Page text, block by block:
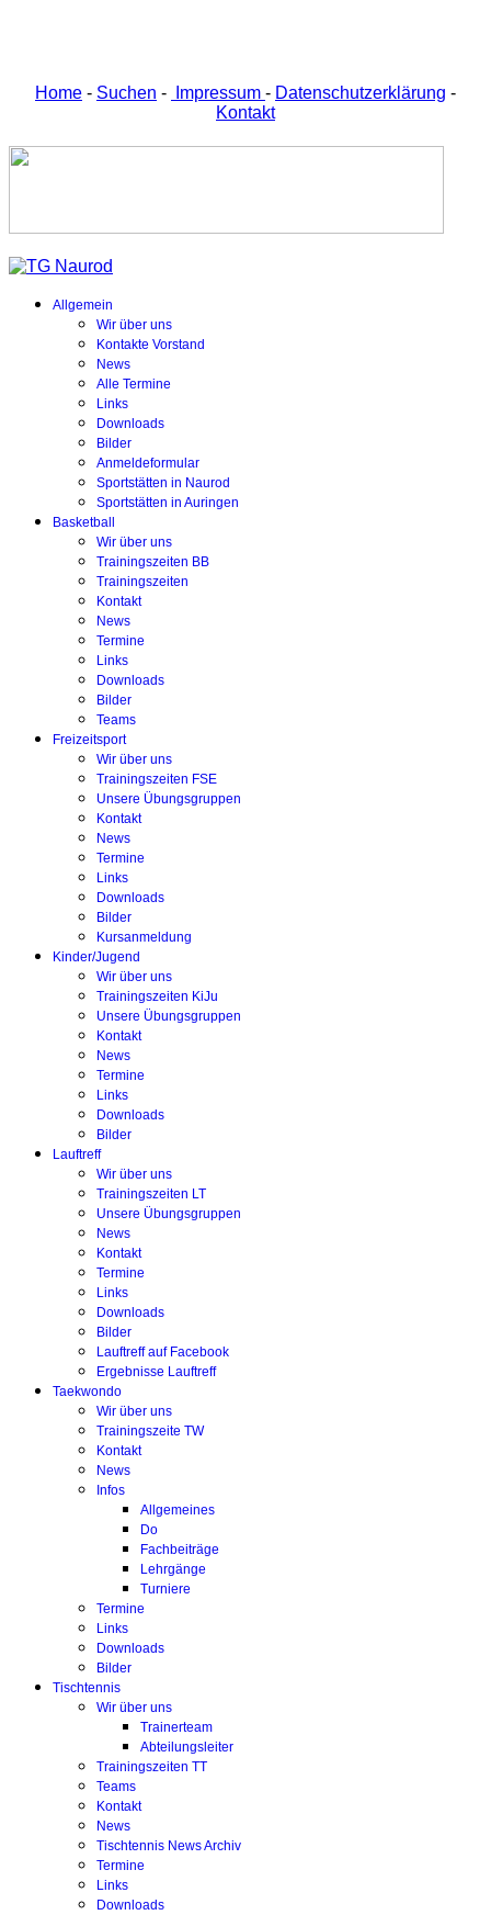
Home - Suchen - Impressum - Datenschutzerklärung -
Kontakt
Allgemein
Wir über uns
Kontakte Vorstand
News
Alle Termine
Links
Downloads
Bilder
Anmeldeformular
Sportstätten in Naurod
Sportstätten in Auringen
Basketball
Wir über uns
Trainingszeiten BB
Trainingszeiten
Kontakt
News
Termine
Links
Downloads
Bilder
Teams
Freizeitsport
Wir über uns
Trainingszeiten FSE
Unsere Übungsgruppen
Kontakt
News
Termine
Links
Downloads
Bilder
Kursanmeldung
Kinder/Jugend
Wir über uns
Trainingszeiten KiJu
Unsere Übungsgruppen
Kontakt
News
Termine
Links
Downloads
Bilder
Lauftreff
Wir über uns
Trainingszeiten LT
Unsere Übungsgruppen
News
Kontakt
Termine
Links
Downloads
Bilder
Lauftreff auf Facebook
Ergebnisse Lauftreff
Taekwondo
Wir über uns
Trainingszeite TW
Kontakt
News
Infos
Allgemeines
Do
Fachbeiträge
Lehrgänge
Turniere
Termine
Links
Downloads
Bilder
Tischtennis
Wir über uns
Trainerteam
Abteilungsleiter
Trainingszeiten TT
Teams
Kontakt
News
Tischtennis News Archiv
Termine
Links
Downloads